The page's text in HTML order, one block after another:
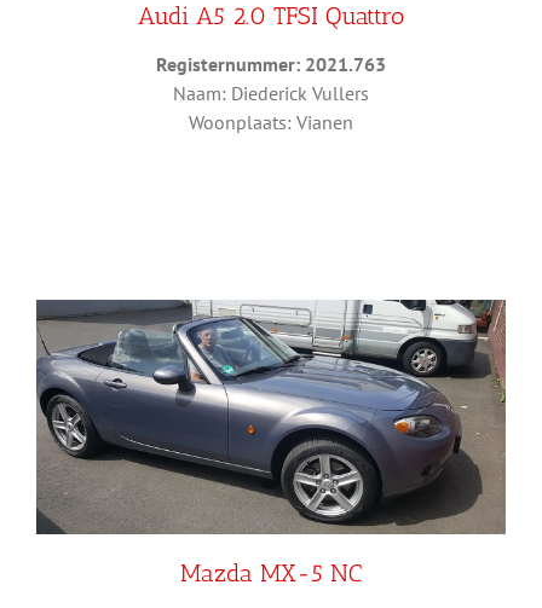
Audi A5 2.0 TFSI Quattro
Registernummer: 2021.763
Naam: Diederick Vullers
Woonplaats: Vianen
Mazda MX-5 NC